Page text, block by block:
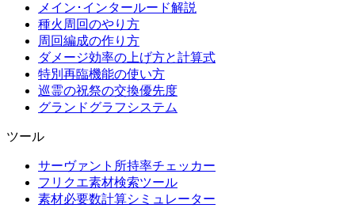
メイン･インタールード解説
種火周回のやり方
周回編成の作り方
ダメージ効率の上げ方と計算式
特別再臨機能の使い方
巡霊の祝祭の交換優先度
グランドグラフシステム
ツール
サーヴァント所持率チェッカー
フリクエ素材検索ツール
素材必要数計算シミュレーター